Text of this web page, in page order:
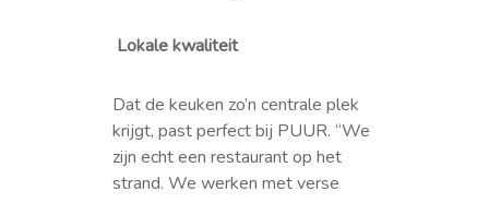
Lokale kwaliteit
Dat de keuken zo’n centrale plek
krijgt, past perfect bij PUUR. “We
zijn echt een restaurant op het
strand. We werken met verse